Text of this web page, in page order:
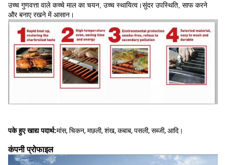
उच्च गुणवत्ता वाले कच्चे माल का चयन, उच्च स्थायित्व।सुंदर उपस्थिति, साफ करने
और बनाए रखने में आसान।
पके हुए खाद्य पदार्थ:मांस, चिकन, मछली, शंख, कबाब, पसली, सब्जी, आदि।
कंपनी प्रोफाइल